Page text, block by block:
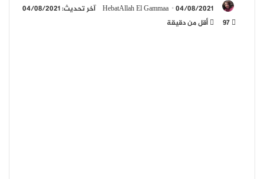
HebatAllah El Gammaa 04/08/2021
آخر تحديث: 04/08/2021
أقل من دقيقة